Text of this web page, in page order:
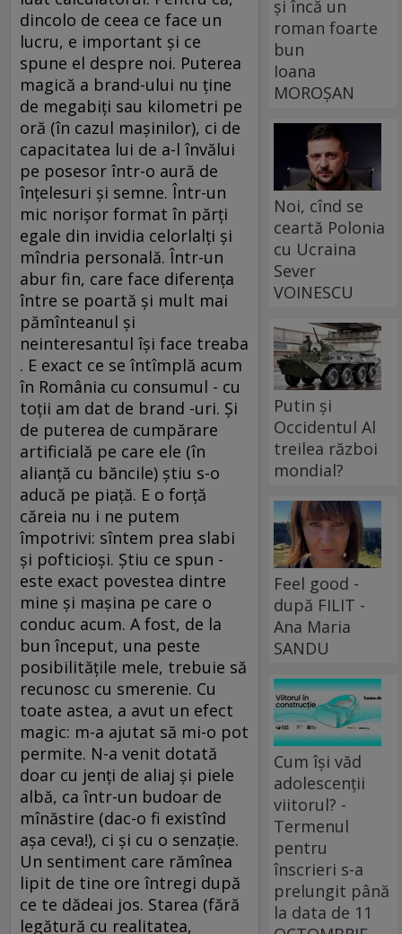
dincolo de ceea ce face un
lucru, e important şi ce
spune el despre noi. Puterea
magică a brand-ului nu ţine
de megabiţi sau kilometri pe
oră (în cazul maşinilor), ci de
capacitatea lui de a-l învălui
pe posesor într-o aură de
înţelesuri şi semne. Într-un
mic norişor format în părţi
egale din invidia celorlalţi şi
mîndria personală. Într-un
abur fin, care face diferenţa
între se poartă şi mult mai
pămînteanul şi
neinteresantul îşi face treaba
. E exact ce se întîmplă acum
în România cu consumul - cu
toţii am dat de brand -uri. Şi
de puterea de cumpărare
artificială pe care ele (în
alianţă cu băncile) ştiu s-o
aducă pe piaţă. E o forţă
căreia nu i ne putem
împotrivi: sîntem prea slabi
şi pofticioşi. Ştiu ce spun -
este exact povestea dintre
mine şi maşina pe care o
conduc acum. A fost, de la
bun început, una peste
posibilităţile mele, trebuie să
recunosc cu smerenie. Cu
toate astea, a avut un efect
magic: m-a ajutat să mi-o pot
permite. N-a venit dotată
doar cu jenţi de aliaj şi piele
albă, ca într-un budoar de
mînăstire (dac-o fi existînd
aşa ceva!), ci şi cu o senzaţie.
Un sentiment care rămînea
lipit de tine ore întregi după
ce te dădeai jos. Starea (fără
legătură cu realitatea,
și încă un
roman foarte
bun
Ioana
MOROȘAN
Noi, cînd se
ceartă Polonia
cu Ucraina
Sever
VOINESCU
Putin și
Occidentul Al
treilea război
mondial?
Feel good -
după FILIT -
Ana Maria
SANDU
Cum își văd
adolescenții
viitorul? -
Termenul
pentru
înscrieri s-a
prelungit până
la data de 11